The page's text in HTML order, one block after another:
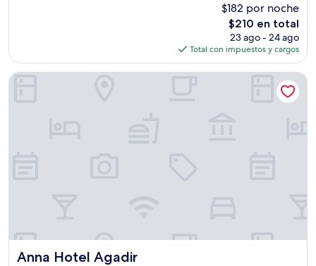
$182 por noche
El
precio
actual
es
de
$210 en total
23 ago - 24 ago
Total con impuestos y cargos
Anna Hotel Agadir
Anna Hotel Agadir
Anna Hotel Agadir